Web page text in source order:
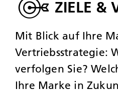
ZIELE &
Mit Blick auf Ihre
Vertriebsstrategie:
verfolgen Sie?
Ihre Marke in